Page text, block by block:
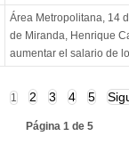
Área Metropolitana, 14
de Miranda, Henrique
aumentar el salario de
1 2 3 4 5
Página 1 de 5